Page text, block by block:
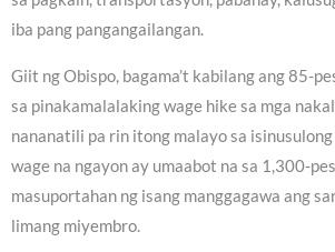
iba pang pangangailangan.
Giit ng Obispo, bagama’t kabilang ang 85-
sa pinakamalalaking wage hike sa mga
nananatili pa rin itong malayo sa
wage na ngayon ay umaabot na sa 1,300-
masuportahan ng isang manggagawa ang
limang miyembro.